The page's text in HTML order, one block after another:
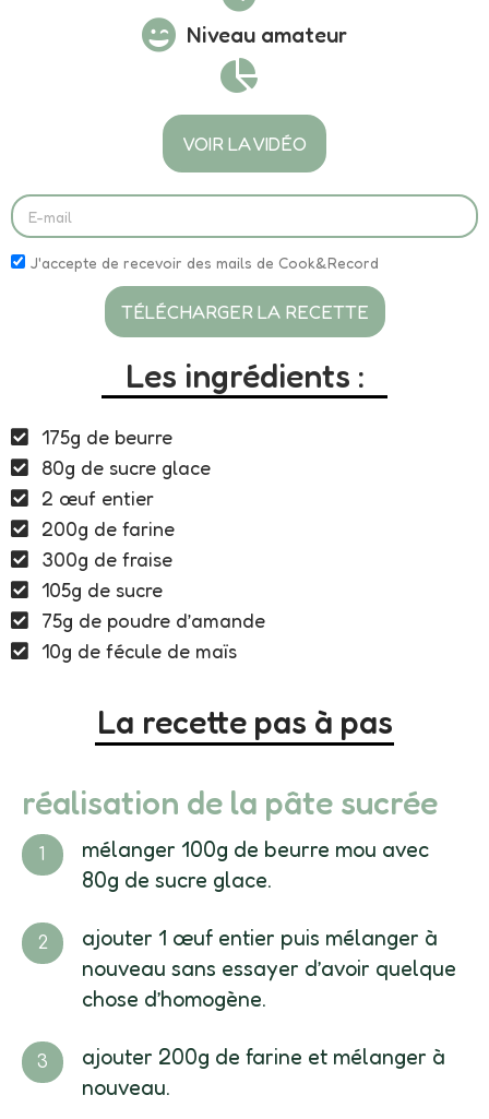
Niveau amateur
VOIR LA VIDÉO
J'accepte de recevoir des mails de Cook&Record
TÉLÉCHARGER LA RECETTE
Les ingrédients :
175g de beurre
80g de sucre glace
2 œuf entier
200g de farine
300g de fraise
105g de sucre
75g de poudre d’amande
10g de fécule de maïs
La recette pas à pas
réalisation de la pâte sucrée
mélanger 100g de beurre mou avec
80g de sucre glace.
ajouter 1 œuf entier puis mélanger à
nouveau sans essayer d’avoir quelque
chose d’homogène.
ajouter 200g de farine et mélanger à
nouveau.